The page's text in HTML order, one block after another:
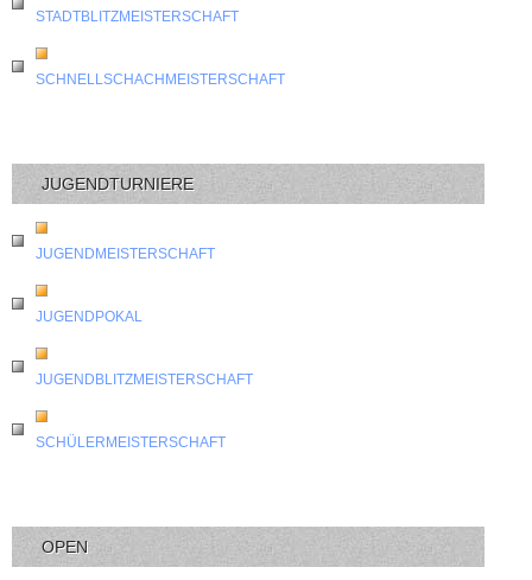
STADTBLITZMEISTERSCHAFT
SCHNELLSCHACHMEISTERSCHAFT
JUGENDTURNIERE
JUGENDMEISTERSCHAFT
JUGENDPOKAL
JUGENDBLITZMEISTERSCHAFT
SCHÜLERMEISTERSCHAFT
OPEN